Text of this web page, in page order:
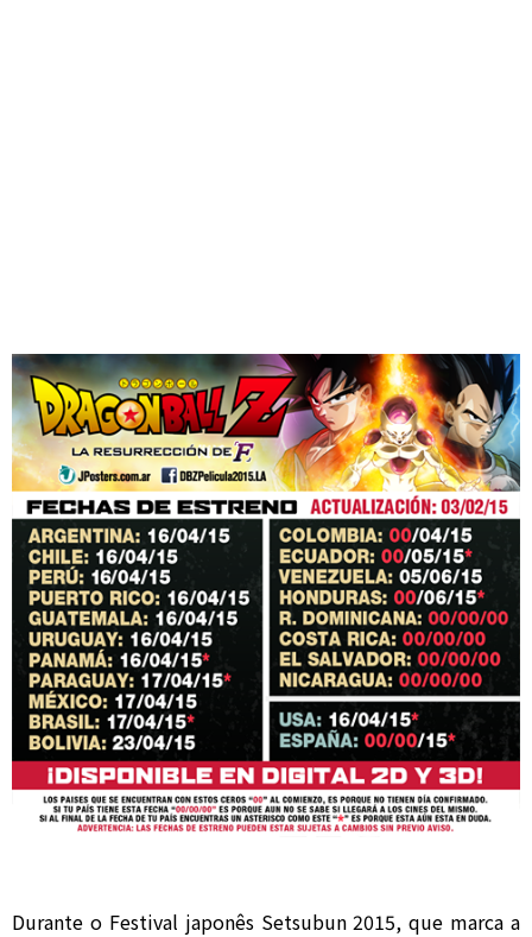
Durante o Festival japonês Setsubun 2015, que marca a